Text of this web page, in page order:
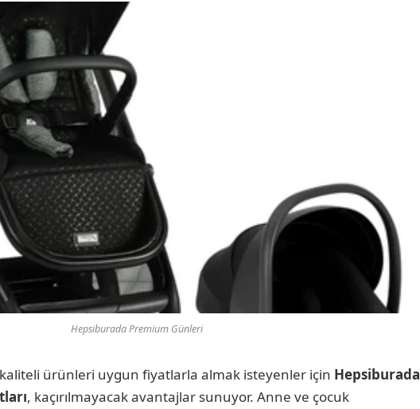
Hepsiburada Premium Günleri
ürünleri uygun fiyatlarla almak isteyenler için Hepsiburada
, kaçırılmayacak avantajlar sunuyor. Anne ve çocuk